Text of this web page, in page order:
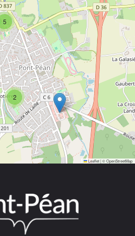
2
5
Leaflet|©OpenStreetMap